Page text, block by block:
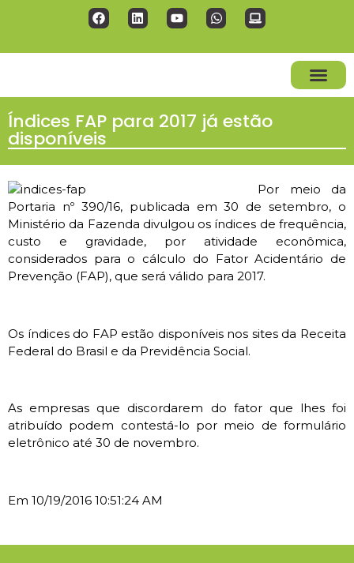
Índices FAP para 2017 já estão
disponíveis
Por meio da
Portaria nº 390/16, publicada em 30 de setembro, o
Ministério da Fazenda divulgou os índices de frequência,
custo e gravidade, por atividade econômica,
considerados para o cálculo do Fator Acidentário de
Prevenção (FAP), que será válido para 2017.
Os índices do FAP estão disponíveis nos sites da Receita
Federal do Brasil e da Previdência Social.
As empresas que discordarem do fator que lhes foi
atribuído podem contestá-lo por meio de formulário
eletrônico até 30 de novembro.
Em 10/19/2016 10:51:24 AM